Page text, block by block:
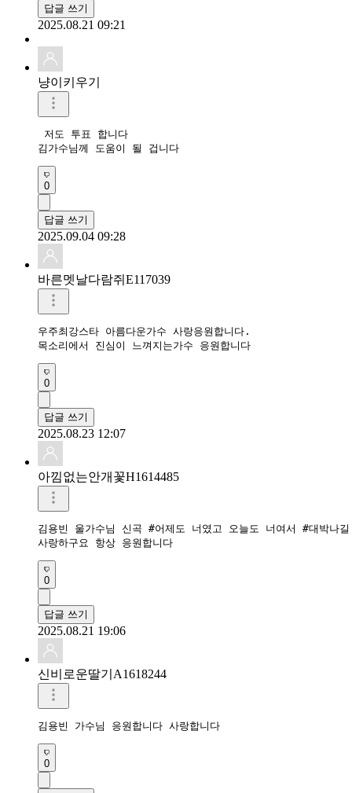
답글 쓰기
2025.08.21 09:21
냥이키우기
저도 투표 합니다
김가수님께 도움이 될 겁니다
0
답글 쓰기
2025.09.04 09:28
바른멧날다람쥐E117039
우주최강스타 아름다운가수 사랑응원합니다.
0
답글 쓰기
2025.08.23 12:07
아낌없는안개꽃H1614485
김용빈 울가수님 신곡 #어제도 너였고 오늘도 너여서 #대박나
사랑하구요 항상 응원합니다
0
답글 쓰기
2025.08.21 19:06
신비로운딸기A1618244
김용빈 가수님 응원합니다 사랑합니다
0